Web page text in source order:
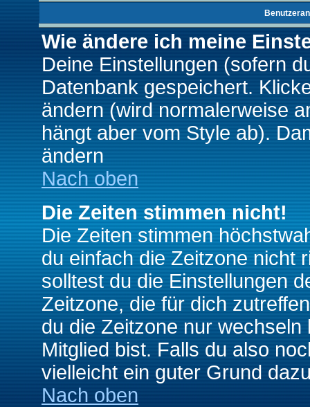
Wie ändere ich meine
Deine Einstellungen (sofern
Datenbank gespeichert.
ändern (wird normalerweise
hängt aber vom Style ab).
ändern
Nach oben
Die Zeiten stimmen nicht!
Die Zeiten stimmen
du einfach die Zeitzone nicht
solltest du die Einstellungen
Zeitzone, die für dich
du die Zeitzone nur
Mitglied bist. Falls du also
vielleicht ein guter Grund
Nach oben